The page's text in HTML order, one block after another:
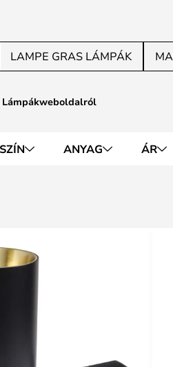
LAMPE GRAS LÁMPÁK
SZÍN ANYAG ÁR